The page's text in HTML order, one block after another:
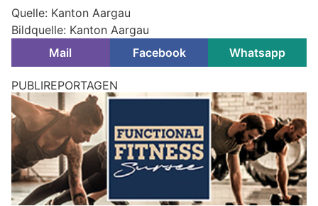
Quelle: Kanton Aargau
Bildquelle: Kanton Aargau
Mail
Facebook Whatsapp
PUBLIREPORTAGEN